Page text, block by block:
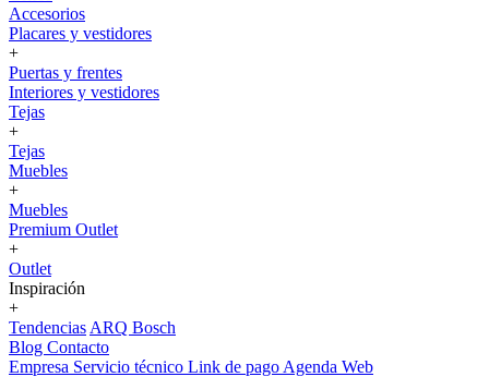
Accesorios
Placares y vestidores
+
Puertas y frentes
Interiores y vestidores
Tejas
+
Tejas
Muebles
+
Muebles
Premium Outlet
+
Outlet
Inspiración
+
Tendencias ARQ Bosch
Blog Contacto
Empresa Servicio técnico Link de pago Agenda Web